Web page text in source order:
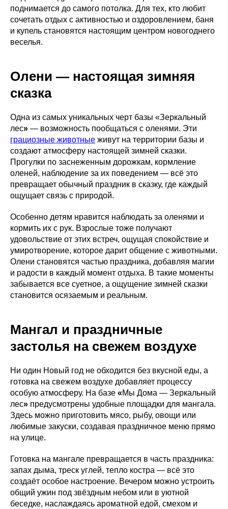
поднимается до самого потолка. Для тех, кто любит
сочетать отдых с активностью и оздоровлением, баня
и купель становятся настоящим центром новогоднего
веселья.
Олени — настоящая зимняя
сказка
Одна из самых уникальных черт базы «Зеркальный
лес» — возможность пообщаться с оленями. Эти
грациозные животные живут на территории базы и
создают атмосферу настоящей зимней сказки.
Прогулки по заснеженным дорожкам, кормление
оленей, наблюдение за их поведением — всё это
превращает обычный праздник в сказку, где каждый
ощущает связь с природой.
Особенно детям нравится наблюдать за оленями и
кормить их с рук. Взрослые тоже получают
удовольствие от этих встреч, ощущая спокойствие и
умиротворение, которое дарит общение с животными.
Олени становятся частью праздника, добавляя магии
и радости в каждый момент отдыха. В такие моменты
забывается все суетное, а ощущение зимней сказки
становится осязаемым и реальным.
Мангал и праздничные
застолья на свежем воздухе
Ни один Новый год не обходится без вкусной еды, а
готовка на свежем воздухе добавляет процессу
особую атмосферу. На базе «Мы Дома — Зеркальный
лес» предусмотрены удобные площадки для мангала.
Здесь можно приготовить мясо, рыбу, овощи или
любимые закуски, создавая праздничное меню прямо
на улице.
Готовка на мангале превращается в часть праздника:
запах дыма, треск углей, тепло костра — всё это
создаёт особое настроение. Вечером можно устроить
общий ужин под звёздным небом или в уютной
беседке, наслаждаясь ароматной едой, смехом и